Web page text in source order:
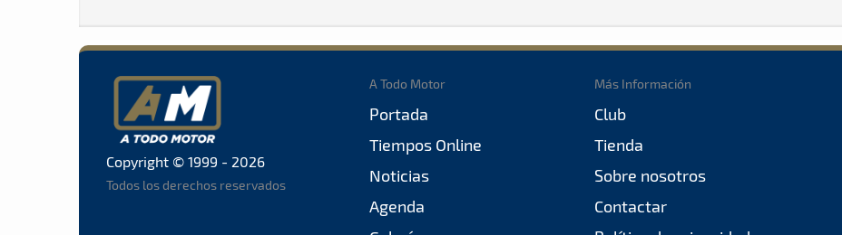
Copyright © 1999 - 2026
Todos los derechos reservados
A Todo Motor
Portada
Tiempos Online
Noticias
Agenda
Más Información
Club
Tienda
Sobre nosotros
Contactar